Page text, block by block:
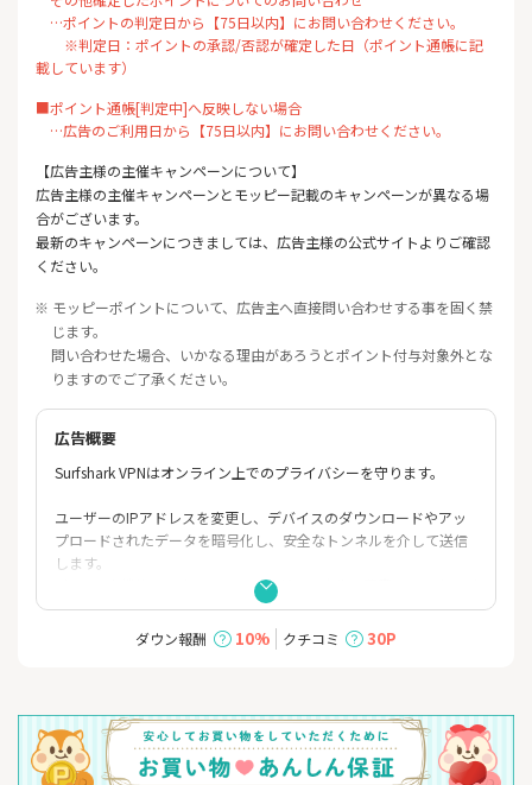
…ポイントの判定日から【75日以内】にお問い合わせください。
※判定日：ポイントの承認/否認が確定した日（ポイント通帳に記
載しています）
■ポイント通帳[判定中]へ反映しない場合
…広告のご利用日から【75日以内】にお問い合わせください。
【広告主様の主催キャンペーンについて】
広告主様の主催キャンペーンとモッピー記載のキャンペーンが異なる場
合がございます。
最新のキャンペーンにつきましては、広告主様の公式サイトよりご確認
ください。
※ モッピーポイントについて、広告主へ直接問い合わせする事を固く禁
じます。
問い合わせた場合、いかなる理由があろうとポイント付与対象外とな
りますのでご了承ください。
広告概要
Surfshark VPNはオンライン上でのプライバシーを守ります。
ユーザーのIPアドレスを変更し、デバイスのダウンロードやアッ
プロードされたデータを暗号化し、安全なトンネルを介して送信
します。
CleanWeb機能は、ウィルス、ターゲット広告、悪意のあるウェブ
サイト、不要なバナーからユーザーを保護します。
日本では利用できないウェブサイトへのアクセスを支援します。
Surfsharkはスヌープ機能からデバイスを保護してくれるので、公
共のWi-Fiをよく使う人（フリーランサーや旅行者）にも最適で
ダウン報酬 10% クチコミ 30P